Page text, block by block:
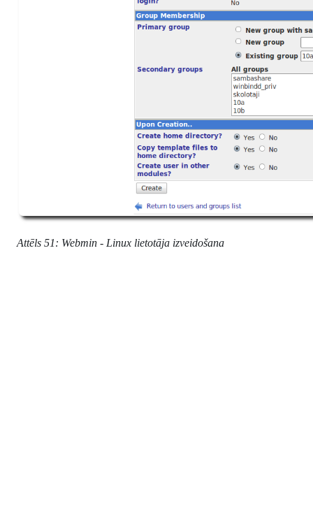
Attēls 51: Webmin - Linux lietotāja izveidošana